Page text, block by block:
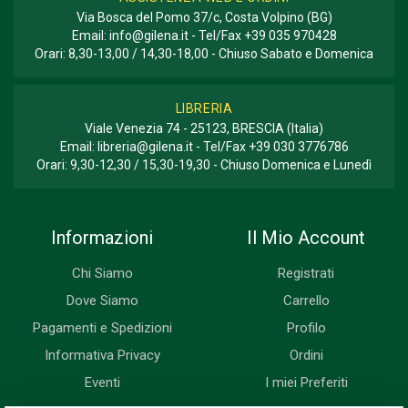
Via Bosca del Pomo 37/c, Costa Volpino (BG)
Email: info@gilena.it- Tel/Fax +39 035 970428
Orari: 8,30-13,00 / 14,30-18,00 - Chiuso Sabato e Domenica
LIBRERIA
Viale Venezia 74 - 25123, BRESCIA (Italia)
Email: libreria@gilena.it- Tel/Fax +39 030 3776786
Orari: 9,30-12,30 / 15,30-19,30 - Chiuso Domenica e Lunedì
Informazioni
Chi Siamo
Dove Siamo
Pagamenti e Spedizioni
Informativa Privacy
Eventi
Il Mio Account
Registrati
Carrello
Profilo
Ordini
I miei Preferiti